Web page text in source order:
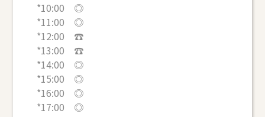
*10:00 ◎
*11:00 ◎
*12:00 ☎
*13:00 ☎
*14:00 ◎
*15:00 ◎
*16:00 ◎
*17:00 ◎